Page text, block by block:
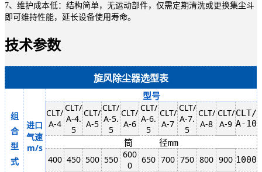
7、维护成本低：结构简单，无运动部件，仅需定期清洗或更换集尘斗
即可维持性能，延长设备使用寿命。
技术参数
旋风除尘器选型表
组
合
型
式
进口
气速
m/s
型号
CLT/
A-4
CLT/
A-4.
5
CLT/
A-5
CLT/
A-5.
5
CLT/
A-6
CLT/
A-6.
5
CLT/
A-7
CLT/
A-7.
5
CLT/
A-8
CLT/
A-9
CLT/
A-10
筒 径mm
400 450 500 550 600
0
650 700 750 800 900 1000